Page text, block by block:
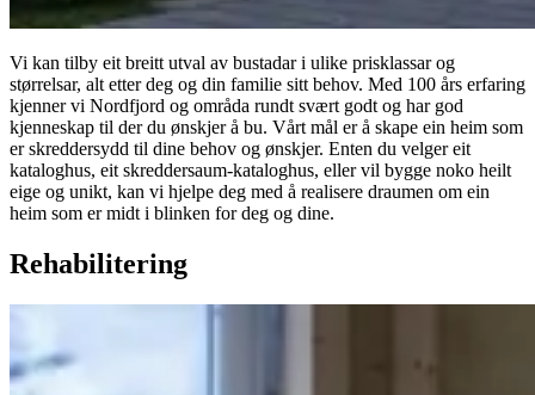
Vi kan tilby eit breitt utval av bustadar i ulike prisklassar og
størrelsar, alt etter deg og din familie sitt behov. Med 100 års erfaring
kjenner vi Nordfjord og områda rundt svært godt og har god
kjenneskap til der du ønskjer å bu. Vårt mål er å skape ein heim som
er skreddersydd til dine behov og ønskjer. Enten du velger eit
kataloghus, eit skreddersaum-kataloghus, eller vil bygge noko heilt
eige og unikt, kan vi hjelpe deg med å realisere draumen om ein
heim som er midt i blinken for deg og dine.
Rehabilitering